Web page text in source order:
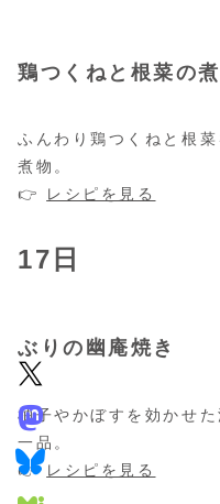
鶏つくねと根菜の
ふんわり鶏つくねと根
煮物。
👉
レシピを見る
17日
ぶりの幽庵焼き
柚子やかぼすを効かせ
一品。
👉 レシピを見る